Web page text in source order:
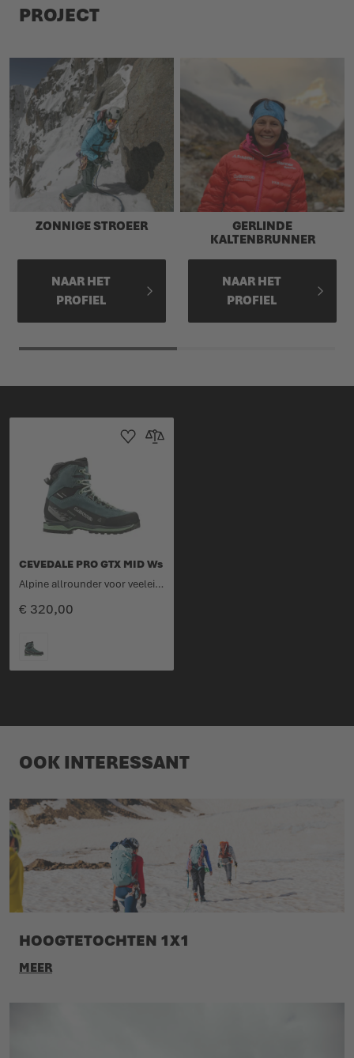
PROJECT
ZONNIGE STROEER
NAAR HET
PROFIEL
GERLINDE
KALTENBRUNNER
NAAR HET
PROFIEL
€ 320,00
CEVEDALE PRO GTX MID Ws
Alpine allrounder voor veeleisende tochten.
Toevoegen aan verlanglijst
Toevoegen om te vergelijken
OOK INTERESSANT
HOOGTETOCHTEN 1X1
MEER